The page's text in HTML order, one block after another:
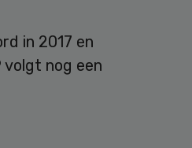
in 2017 en
volgt nog een